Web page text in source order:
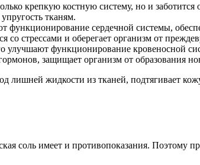
крепкую костную систему, но и
тканям.
функционирование сердечной системы,
со стрессами и оберегает организм от
улучшают функционирование кровеносной
защищает организм от образования
лишней жидкости из тканей, подтягивает
соль имеет и противопоказания. Поэтому